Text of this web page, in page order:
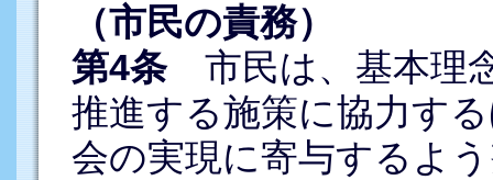
（市民の責務）
第4条市民は、基本理
推進する施策に協力す
会の実現に寄与するよ